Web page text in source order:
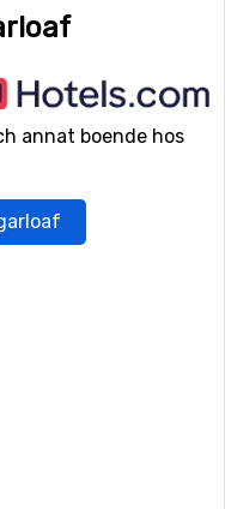
annat boende hos